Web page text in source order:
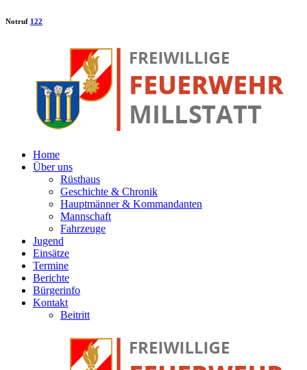
Notruf 122
Home
Über uns
Rüsthaus
Geschichte & Chronik
Hauptmänner & Kommandanten
Mannschaft
Fahrzeuge
Jugend
Einsätze
Termine
Berichte
Bürgerinfo
Kontakt
Beitritt